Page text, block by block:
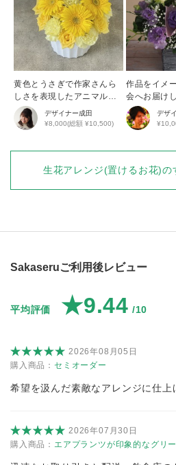
黄色とうさぎで作家さんら
しさを表現したアニマルア
レンジ
デザイナー成田
¥8,000(総額 ¥10,500)
作品をイメ
会へお届け
デザ
生花アレンジ(置けるお花)の
Sakaseruご利用後レビュー
平均評価 ★9.44 /10
2026年08月05日
購入商品： セミオーダー
希望を汲んだ素敵なアレンジに仕上
2026年07月30日
購入商品： エアプランツが印象的なグリ